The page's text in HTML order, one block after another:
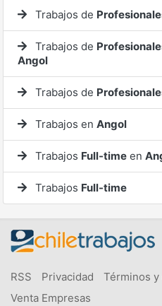
Trabajos de
Trabajos de
Angol
Trabajos de
Trabajos en Angol
Trabajos Full-time en
Trabajos Full-time
RSS Privacidad Términos
Venta Empresas